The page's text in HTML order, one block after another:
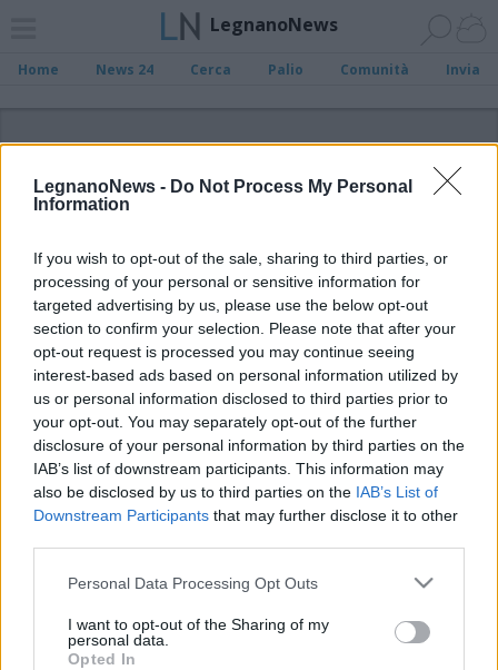
LegnanoNews - Do Not Process My Personal
Information
If you wish to opt-out of the sale, sharing to third parties, or
processing of your personal or sensitive information for
targeted advertising by us, please use the below opt-out
section to confirm your selection. Please note that after your
opt-out request is processed you may continue seeing
interest-based ads based on personal information utilized by
us or personal information disclosed to third parties prior to
your opt-out. You may separately opt-out of the further
disclosure of your personal information by third parties on the
IAB’s list of downstream participants. This information may
also be disclosed by us to third parties on the IAB’s List of
Downstream Participants that may further disclose it to other
Personal Data Processing Opt Outs
I want to opt-out of the Sharing of my
personal data.
Opted In
LegnanoNews
Home News 24 Cerca Palio Comunità Invia
ADV
Archivio di "venditori"
Filtro per data
Non è stato trovato nessun articolo.
Vai al sito in modalità classica
Registrati Redazione Invia notizia Feed RSS Facebook
Twitter